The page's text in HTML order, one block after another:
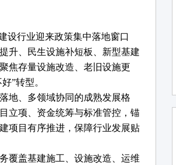
设行业迎来政策集中落地窗口
升、民生设施补短板、新型基建
焦存量设施改造、老旧设施更
”转型。
地、多领域协同的成熟发展格
立项、资金统筹与标准管控，锚
项目有序推进，保障行业发展贴
覆盖基建施工、设施改造、运维